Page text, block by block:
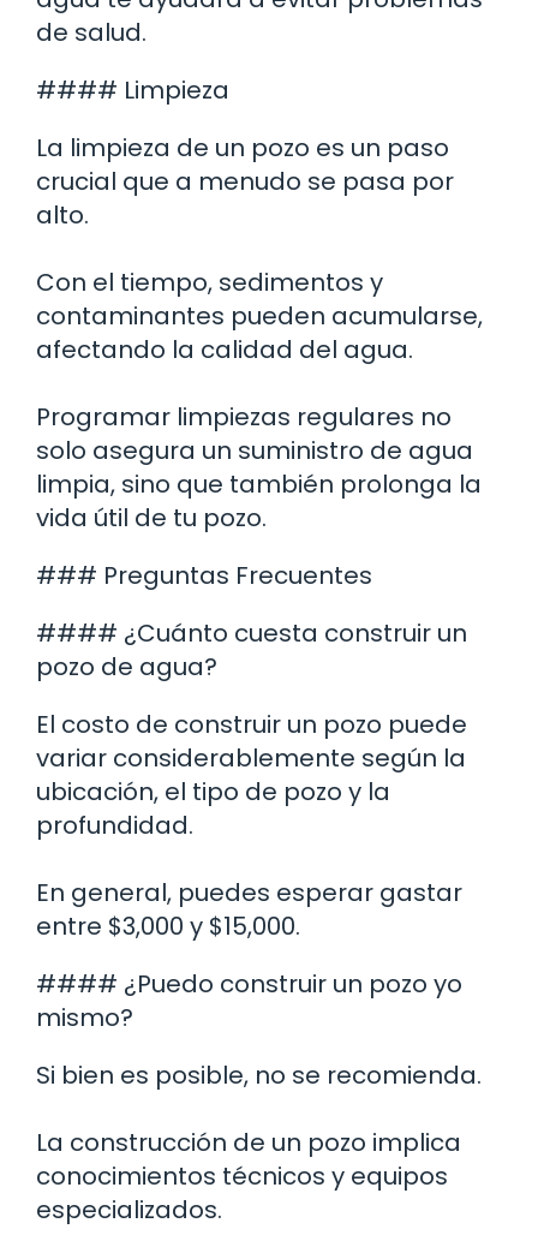
de salud.
#### Limpieza
La limpieza de un pozo es un paso
crucial que a menudo se pasa por
alto.
Con el tiempo, sedimentos y
contaminantes pueden acumularse,
afectando la calidad del agua.
Programar limpiezas regulares no
solo asegura un suministro de agua
limpia, sino que también prolonga la
vida útil de tu pozo.
### Preguntas Frecuentes
#### ¿Cuánto cuesta construir un
pozo de agua?
El costo de construir un pozo puede
variar considerablemente según la
ubicación, el tipo de pozo y la
profundidad.
En general, puedes esperar gastar
entre $3,000 y $15,000.
#### ¿Puedo construir un pozo yo
mismo?
Si bien es posible, no se recomienda.
La construcción de un pozo implica
conocimientos técnicos y equipos
especializados.